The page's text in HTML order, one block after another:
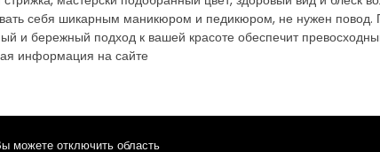
себя шикарным маникюром и педикюром, не нужен повод.
и бережный подход к вашей красоте обеспечит
информация на сайте
можете отключить область